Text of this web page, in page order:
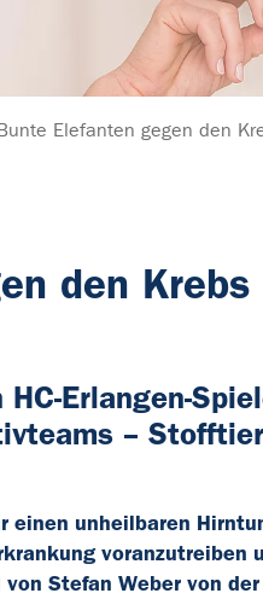
Elefanten gegen den
den Krebs
Erlangen-
–
einen unheilbaren
voranzutreiben
Stefan Weber von